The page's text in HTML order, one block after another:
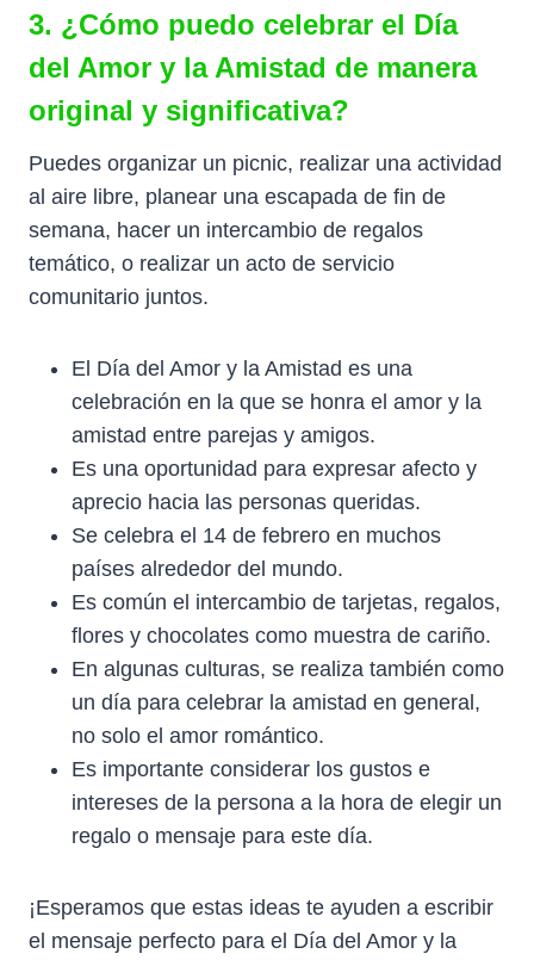
3. ¿Cómo puedo celebrar el Día
del Amor y la Amistad de manera
original y significativa?
Puedes organizar un picnic, realizar una actividad
al aire libre, planear una escapada de fin de
semana, hacer un intercambio de regalos
temático, o realizar un acto de servicio
comunitario juntos.
El Día del Amor y la Amistad es una
celebración en la que se honra el amor y la
amistad entre parejas y amigos.
Es una oportunidad para expresar afecto y
aprecio hacia las personas queridas.
Se celebra el 14 de febrero en muchos
países alrededor del mundo.
Es común el intercambio de tarjetas, regalos,
flores y chocolates como muestra de cariño.
En algunas culturas, se realiza también como
un día para celebrar la amistad en general,
no solo el amor romántico.
Es importante considerar los gustos e
intereses de la persona a la hora de elegir un
regalo o mensaje para este día.
¡Esperamos que estas ideas te ayuden a escribir
el mensaje perfecto para el Día del Amor y la